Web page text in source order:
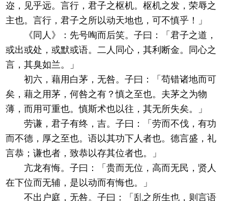
迩，见乎远。言行，君子之枢机。枢机之发，荣辱之
主也。言行，君子之所以动天地也，可不慎乎！」
《同人》：先号啕而后笑。子曰：「君子之道，
或出或处，或默或语。二人同心，其利断金。同心之
言，其臭如兰。」
初六，藉用白茅，无咎。子曰：「苟错诸地而可
矣，藉之用茅，何咎之有？慎之至也。夫茅之为物
薄，而用可重也。慎斯术也以往，其无所失矣。」
劳谦，君子有终，吉。子曰：「劳而不伐，有功
而不德，厚之至也。语以其功下人者也。德言盛，礼
言恭；谦也者，致恭以存其位者也。」
亢龙有悔。子曰：「贵而无位，高而无民，贤人
在下位而无辅，是以动而有悔也。」
不出户庭，无咎。子曰：「乱之所生也，则言语